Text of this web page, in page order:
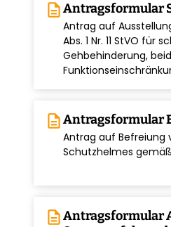
descriptionAntragsformular
Antrag auf
Abs. 1 Nr. 11 StVO
Gehbehinderung,
descriptionAntragsformular
Antrag auf Befreiung
Schutzhelmes gemäß
descriptionAntragsformular